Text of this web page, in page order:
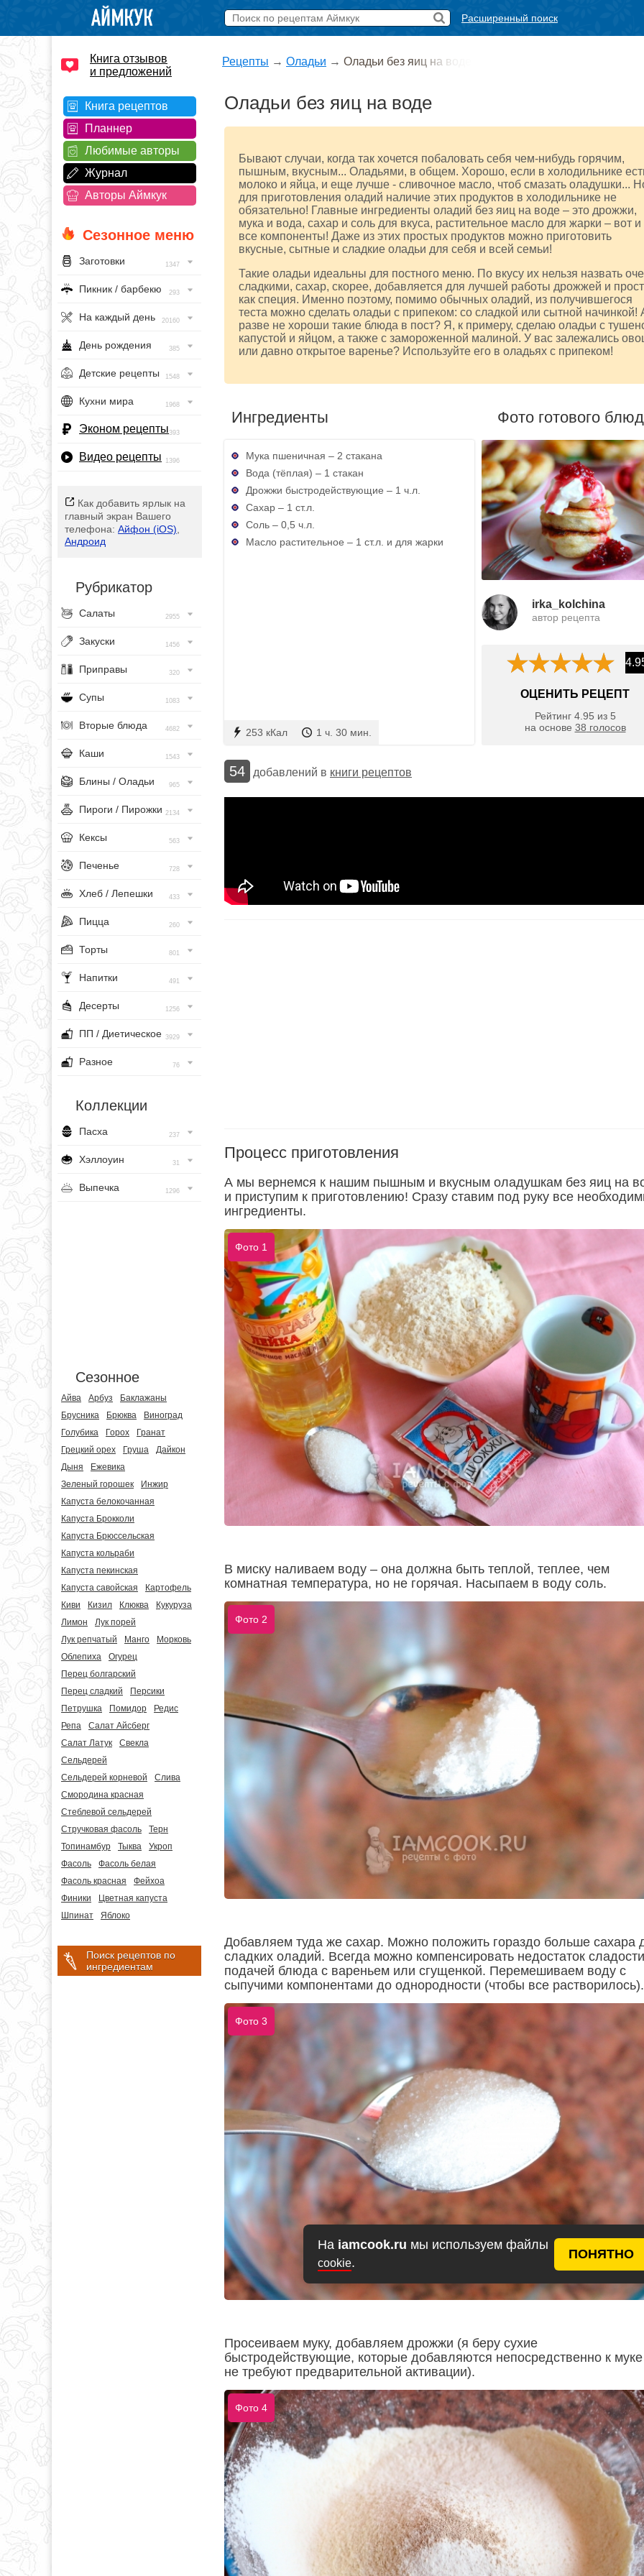
На iamcook.ru мы используем файлы
cookie.
ПОНЯТНО
Расширенный поиск
Книга отзывов
и предложений
Книга рецептов
Планнер
Любимые авторы
Журнал
Авторы Аймкук
Сезонное меню
Заготовки 1347
Пикник / барбекю 293
На каждый день 20160
День рождения 385
Детские рецепты 1548
Кухни мира 1968
Эконом рецепты393
Видео рецепты 1396
Как добавить ярлык на
главный экран Вашего
телефона: Айфон (iOS)
Андроид
Рубрикатор
Салаты 2955
Закуски 1456
Приправы 320
Супы 1083
Вторые блюда 4682
Каши 1543
Блины / Оладьи 965
Пироги / Пирожки 2134
Кексы 563
Печенье 728
Хлеб / Лепешки 433
Пицца 260
Торты 801
Напитки 491
Десерты 1256
ПП / Диетическое 3929
Разное 76
Коллекции
Пасха 237
Хэллоуин 31
Выпечка 1296
Сезонное
Айва Арбуз
Баклажаны
Брусника
Брюква
Виноград
Голубика
Горох
Гранат
Грецкий орех
Груша
Дайкон
Дыня
Ежевика
Зеленый горошек
Инжир
Капуста белокочанная
Капуста Брокколи
Капуста Брюссельская
Капуста кольраби
Капуста пекинская
Капуста савойская
Картофель
Киви
Кизил Клюква
Кукуруза
Лимон
Лук порей
Лук репчатый
Манго
Морковь
Облепиха
Огурец
Перец болгарский
Перец сладкий
Персики
Петрушка
Помидор
Редис
Репа
Салат Айсберг
Салат Латук
Свекла
Сельдерей
Сельдерей корневой
Слива
Смородина красная
Стеблевой сельдерей
Стручковая фасоль
Терн
Топинамбур
Тыква
Укроп
Фасоль
Фасоль белая
Фасоль красная
Фейхоа
Финики
Цветная капуста
Шпинат
Яблоко
Поиск рецептов по
ингредиентам
Рецепты → Оладьи → Оладьи без яиц на воде
Оладьи без яиц на воде
Бывают случаи, когда так хочется побаловать себя чем-нибудь горячим,
пышным, вкусным... Оладьями, в общем. Хорошо, если в холодильнике
молоко и яйца, и еще лучше - сливочное масло, чтоб смазать оладушки...
для приготовления оладий наличие этих продуктов в холодильнике не
обязательно! Главные ингредиенты оладий без яиц на воде – это дрожжи,
мука и вода, сахар и соль для вкуса, растительное масло для жарки – вот и
все компоненты! Даже из этих простых продуктов можно приготовить
вкусные, сытные и сладкие оладьи для себя и всей семьи!
Такие оладьи идеальны для постного меню. По вкусу их нельзя назвать
сладкими, сахар, скорее, добавляется для лучшей работы дрожжей и
как специя. Именно поэтому, помимо обычных оладий, из получившегося
теста можно сделать оладьи с припеком: со сладкой или сытной начинкой!
разве не хороши такие блюда в пост? Я, к примеру, сделаю оладьи с
капустой и яйцом, а также с замороженной малиной. У вас залежались
или давно открытое варенье? Используйте его в оладьях с припеком!
Ингредиенты
Мука пшеничная – 2 стакана
Вода (тёплая) – 1 стакан
Дрожжи быстродействующие – 1 ч.л.
Сахар – 1 ст.л.
Соль – 0,5 ч.л.
Масло растительное – 1 ст.л. и для жарки
253 кКал 1 ч. 30 мин.
Фото готового
irka_kolchina
автор рецепта
ОЦЕНИТЬ РЕЦЕПТ
Рейтинг 4.95 из 5
на основе 38 голосов
54 добавлений в книги рецептов
Процесс приготовления
А мы вернемся к нашим пышным и вкусным оладушкам без яиц на
и приступим к приготовлению! Сразу ставим под руку все
ингредиенты.
Фото 1
В миску наливаем воду – она должна быть теплой, теплее, чем
комнатная температура, но не горячая. Насыпаем в воду соль.
Фото 2
Добавляем туда же сахар. Можно положить гораздо больше сахара
сладких оладий. Всегда можно компенсировать недостаток сладости
подачей блюда с вареньем или сгущенкой. Перемешиваем воду с
сыпучими компонентами до однородности (чтобы все растворилось).
Фото 3
Просеиваем муку, добавляем дрожжи (я беру сухие
быстродействующие, которые добавляются непосредственно к
не требуют предварительной активации).
Фото 4